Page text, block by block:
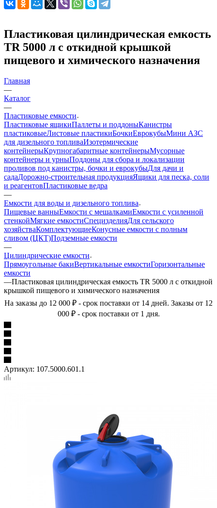
Пластиковая цилиндрическая емкость
TR 5000 л с откидной крышкой
пищевого и химического назначения
Главная
—
Каталог
—
Пластиковые емкости
Пластиковые ящикиПаллеты и поддоныКанистры
пластиковыеЛистовые пластикиБочкиЕврокубыМини АЗС
для дизельного топливаИзотермические
контейнерыКрупногабаритные контейнерыМусорные
контейнеры и урныПоддоны для сбора и локализации
проливов под канистры, бочки и еврокубыДля дачи и
садаДорожно-строительная продукцияЯщики для песка, соли
и реагентовПластиковые ведра
—
Емкости для воды и дизельного топлива
Пищевые ванныЕмкости с мешалкамиЕмкости с усиленной
стенкойМягкие емкостиСпецизделияДля сельского
хозяйстваКомплектующиеКонусные емкости с полным
сливом (ЦКТ)Подземные емкости
—
Цилиндрические емкости
Прямоугольные бакиВертикальные емкостиГоризонтальные
емкости
—Пластиковая цилиндрическая емкость TR 5000 л с откидной
крышкой пищевого и химического назначения
На заказы до 12 000 ₽ - срок поставки от 14 дней. Заказы от 12
000 ₽ - срок поставки от 1 дня.
Артикул: 107.5000.601.1